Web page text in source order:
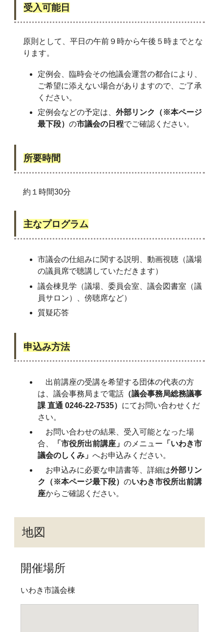
受入可能日
原則として、平日の午前９時から午後５時までとな
ります。
定例会、臨時会その他議会運営の都合により、
ご希望に添えない場合がありますので、ご了承
ください。
定例会などの予定は、 外部リンク（※本ページ
最下段） の市議会の日程でご確認ください。
所要時間
約１時間30分
主なプログラム
市議会の仕組みに関する説明、動画視聴（議場
の議員席で聴講していただきます）
議会棟見学（議場、委員会室、議会図書室（議
員サロン）、傍聴席など）
質疑応答
申込み方法
出前講座の受講を希望する団体の代表の方
は、議会事務局まで電話（議会事務局総務議事
課 直通 0246-22-7535） にてお問い合わせくだ
さい。
お問い合わせの結果、受入可能となった場
合、
「市役所出前講座」 のメニュー 「いわき市
議会のしくみ」 へお申込みください。
お申込みに必要な申請書等、詳細は外部リン
ク（※本ページ最下段） のいわき市役所出前講
座からご確認ください。
地図
開催場所
いわき市議会棟